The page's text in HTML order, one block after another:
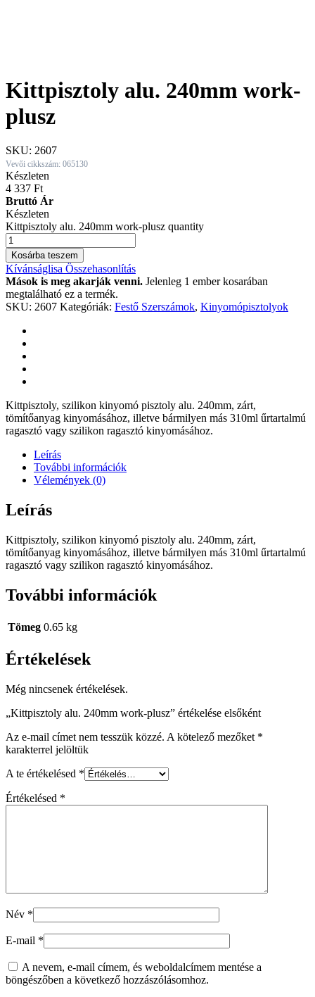
Kittpisztoly alu. 240mm work-
plusz
SKU: 2607
Vevői cikkszám: 065130
Készleten
4 337 Ft
Bruttó Ár
Készleten
Kittpisztoly alu. 240mm work-plusz quantity
Kosárba teszem
Kívánságlisa Összehasonlítás
Mások is meg akarják venni. Jelenleg 1 ember kosarában
megtalálható ez a termék.
SKU: 2607 Kategóriák: Festő Szerszámok, Kinyomópisztolyok
Kittpisztoly, szilikon kinyomó pisztoly alu. 240mm, zárt,
tömítőanyag kinyomásához, illetve bármilyen más 310ml űrtartalmú
ragasztó vagy szilikon ragasztó kinyomásához.
Leírás
További információk
Vélemények (0)
Leírás
Kittpisztoly, szilikon kinyomó pisztoly alu. 240mm, zárt,
tömítőanyag kinyomásához, illetve bármilyen más 310ml űrtartalmú
ragasztó vagy szilikon ragasztó kinyomásához.
További információk
Tömeg 0.65 kg
Értékelések
Még nincsenek értékelések.
„Kittpisztoly alu. 240mm work-plusz” értékelése elsőként
Az e-mail címet nem tesszük közzé. A kötelező mezőket *
karakterrel jelöltük
A te értékelésed *
Értékelésed *
Név *
E-mail *
A nevem, e-mail címem, és weboldalcímem mentése a
böngészőben a következő hozzászólásomhoz.